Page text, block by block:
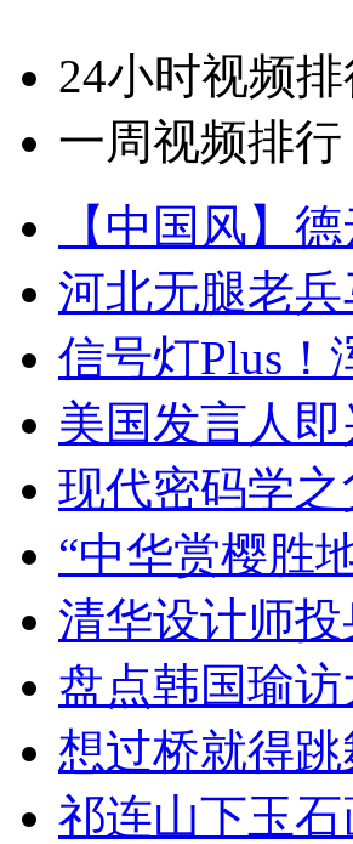
24小时视频
一周视频排行
【中国风】
河北无腿老
信号灯Plus！
美国发言人
现代密码学
“中华赏樱胜
清华设计师
盘点韩国瑜
想过桥就得
祁连山下玉